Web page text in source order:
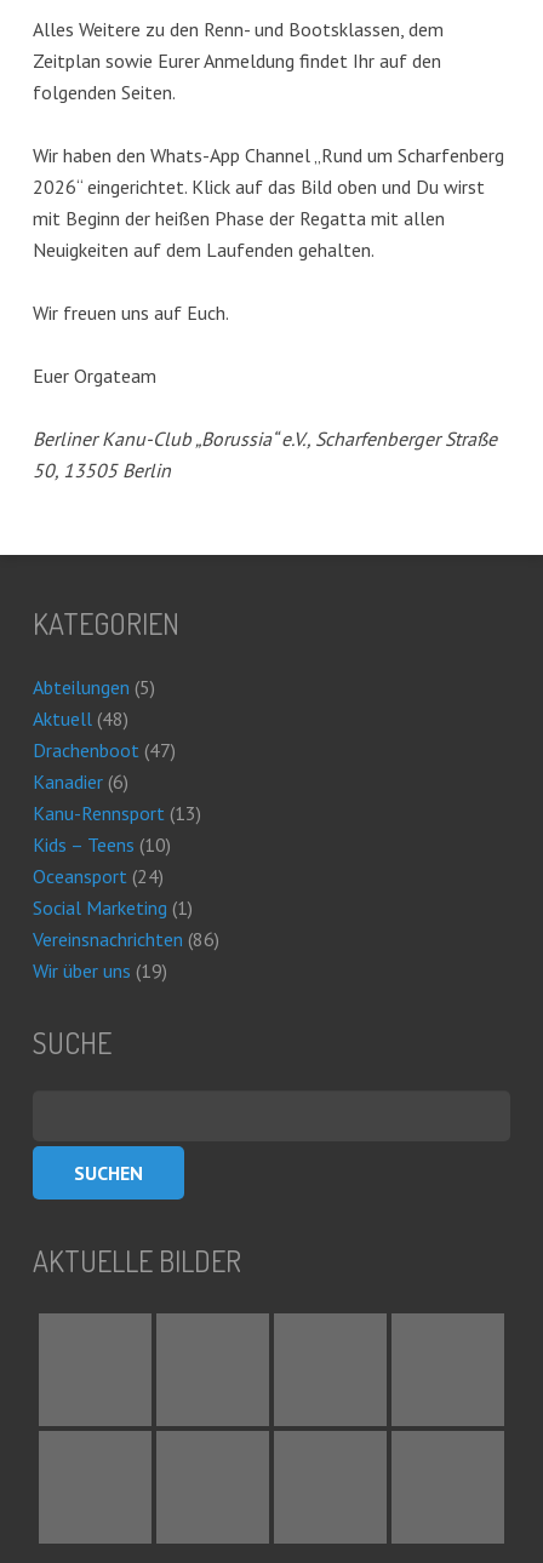
Alles Weitere zu den Renn- und Bootsklassen, dem
Zeitplan sowie Eurer Anmeldung findet Ihr auf den
folgenden Seiten.
Wir haben den Whats-App Channel „Rund um Scharfenberg
2026“ eingerichtet. Klick auf das Bild oben und Du wirst
mit Beginn der heißen Phase der Regatta mit allen
Neuigkeiten auf dem Laufenden gehalten.
Wir freuen uns auf Euch.
Euer Orgateam
Berliner Kanu-Club „Borussia“ e.V., Scharfenberger Straße
50, 13505 Berlin
KATEGORIEN
Abteilungen (5)
Aktuell(48)
Drachenboot(47)
Kanadier(6)
Kanu-Rennsport(13)
Kids – Teens (10)
Oceansport(24)
Social Marketing (1)
Vereinsnachrichten (86)
Wir über uns (19)
SUCHE
AKTUELLE BILDER